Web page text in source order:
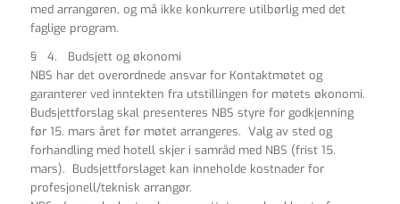
med arrangøren, og må ikke konkurrere utilbørlig med det
faglige program.
§ 4. Budsjett og økonomi
NBS har det overordnede ansvar for Kontaktmøtet og
garanterer ved inntekten fra utstillingen for møtets økonomi.
Budsjettforslag skal presenteres NBS styre for godkjenning
før 15. mars året før møtet arrangeres. Valg av sted og
forhandling med hotell skjer i samråd med NBS (frist 15.
mars). Budsjettforslaget kan inneholde kostnader for
profesjonell/teknisk arrangør.